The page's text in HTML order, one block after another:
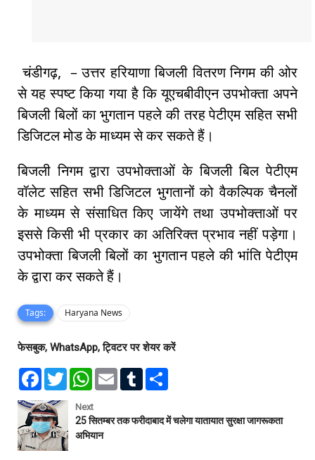
चंडीगढ़, – उत्तर हरियाणा बिजली वितरण निगम की ओर
से यह स्पष्ट किया गया है कि यूएचबीवीएन उपभोक्ता अपने
बिजली बिलों का भुगतान पहले की तरह पेटीएम सहित सभी
डिजिटल मोड के माध्यम से कर सकते हैं।
बिजली निगम द्वारा उपभोक्ताओं के बिजली बिल पेटीएम
वॉलेट सहित सभी डिजिटल भुगतानों को वैकल्पिक चैनलों
के माध्यम से संसाधित किए जायेंगे तथा उपभोक्ताओं पर
इससे किसी भी प्रकार का अतिरिक्त प्रभाव नहीं पड़ेगा।
उपभोक्ता बिजली बिलों का भुगतान पहले की भांति पेटीएम
के द्वारा कर सकते हैं।
Tags: Haryana News
फेसबुक, WhatsApp, ट्विटर पर शेयर करें
F
e
b
o
o
k
T
w
e
r
W
t
s
A
p
E
l
T
l
e
Next
25 सितम्बर तक फरीदाबाद में चलेगा यातायात सुरक्षा जागरूकता
अभियान